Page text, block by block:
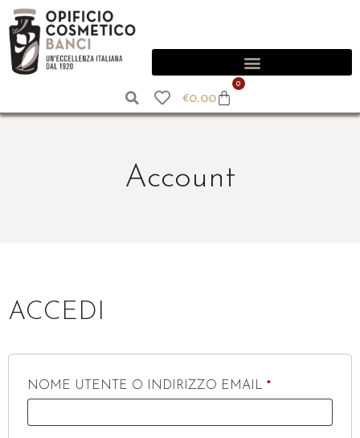
€0.00
0
Account
ACCEDI
NOME UTENTE O INDIRIZZO EMAIL *